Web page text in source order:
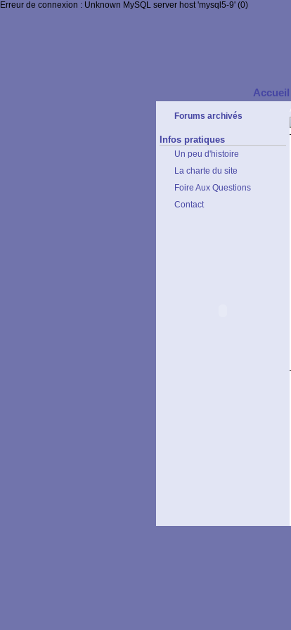
Erreur de connexion : Unknown MySQL server host 'mysql5-9' (0)
Accueil
Forums archivés
Infos pratiques
Un peu d'histoire
La charte du site
Foire Aux Questions
Contact